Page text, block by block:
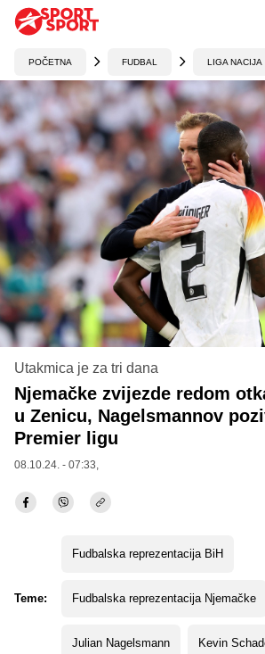
POČETNA FUDBAL LIGA NACIJA
Utakmica je za tri dana
Njemačke zvijezde redom
u Zenicu, Nagelsmannov
Premier ligu
08.10.24. - 07:33,
Teme:
Fudbalska reprezentacija BiH
Fudbalska reprezentacija Njemačke
Julian Nagelsmann Kevin